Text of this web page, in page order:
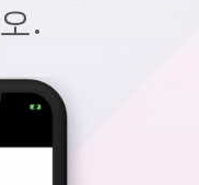
.